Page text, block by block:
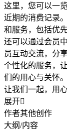
这里，您可以一
近期的消费记录
和服务，包括优
还可以通过会员
员互动交流，分
个性化的服务，
们的用心与关怀
让我们一起，用
展开
作者其他创作
大纲/内容